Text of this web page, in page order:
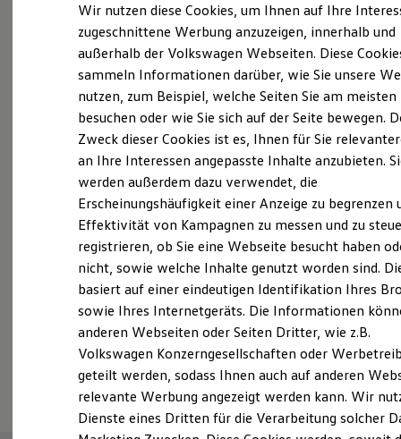
Elektroautos
ID. Tutorials
Elektrofahrzeugkonzepte
Reichweite
Reichweite der ID. Modelle
Reichweite im Winter
Laden
Laden unterwegs
Laden Zuhause
Ladezeitensimulator
Batterie
Sicherheit
Garantie und Lebensdauer
Nachhaltigkeit
Technologie
Kosten und Kauf
Verbrauchskosten
Kaufoptionen
E-Auto-Förderung
Software und Konnektivität
Die ID. Software 6
ID. Software Versionen und Updates
Digitale Extras
Schnittstellen zu Ihrem ID.
Probefahrt vereinbaren
Fahrzeugangebot anfordern
Servicetermin buchen
Serviceanfrage stellen
Wir nutzen diese Cookies, um Ihnen auf Ihre
zugeschnittene Werbung anzuzeigen, innerhalb und
außerhalb der Volkswagen Webseiten. Diese
sammeln Informationen darüber, wie Sie unsere
nutzen, zum Beispiel, welche Seiten Sie am meisten
besuchen oder wie Sie sich auf der Seite bewegen.
Zweck dieser Cookies ist es, Ihnen für Sie
an Ihre Interessen angepasste Inhalte anzubieten.
werden außerdem dazu verwendet, die
Erscheinungshäufigkeit einer Anzeige zu begrenzen
Effektivität von Kampagnen zu messen und zu
registrieren, ob Sie eine Webseite besucht haben
nicht, sowie welche Inhalte genutzt worden sind.
basiert auf einer eindeutigen Identifikation Ihres
sowie Ihres Internetgeräts. Die Informationen
anderen Webseiten oder Seiten Dritter, wie z.B.
Volkswagen Konzerngesellschaften oder
geteilt werden, sodass Ihnen auch auf anderen
relevante Werbung angezeigt werden kann. Wir
Dienste eines Dritten für die Verarbeitung solcher